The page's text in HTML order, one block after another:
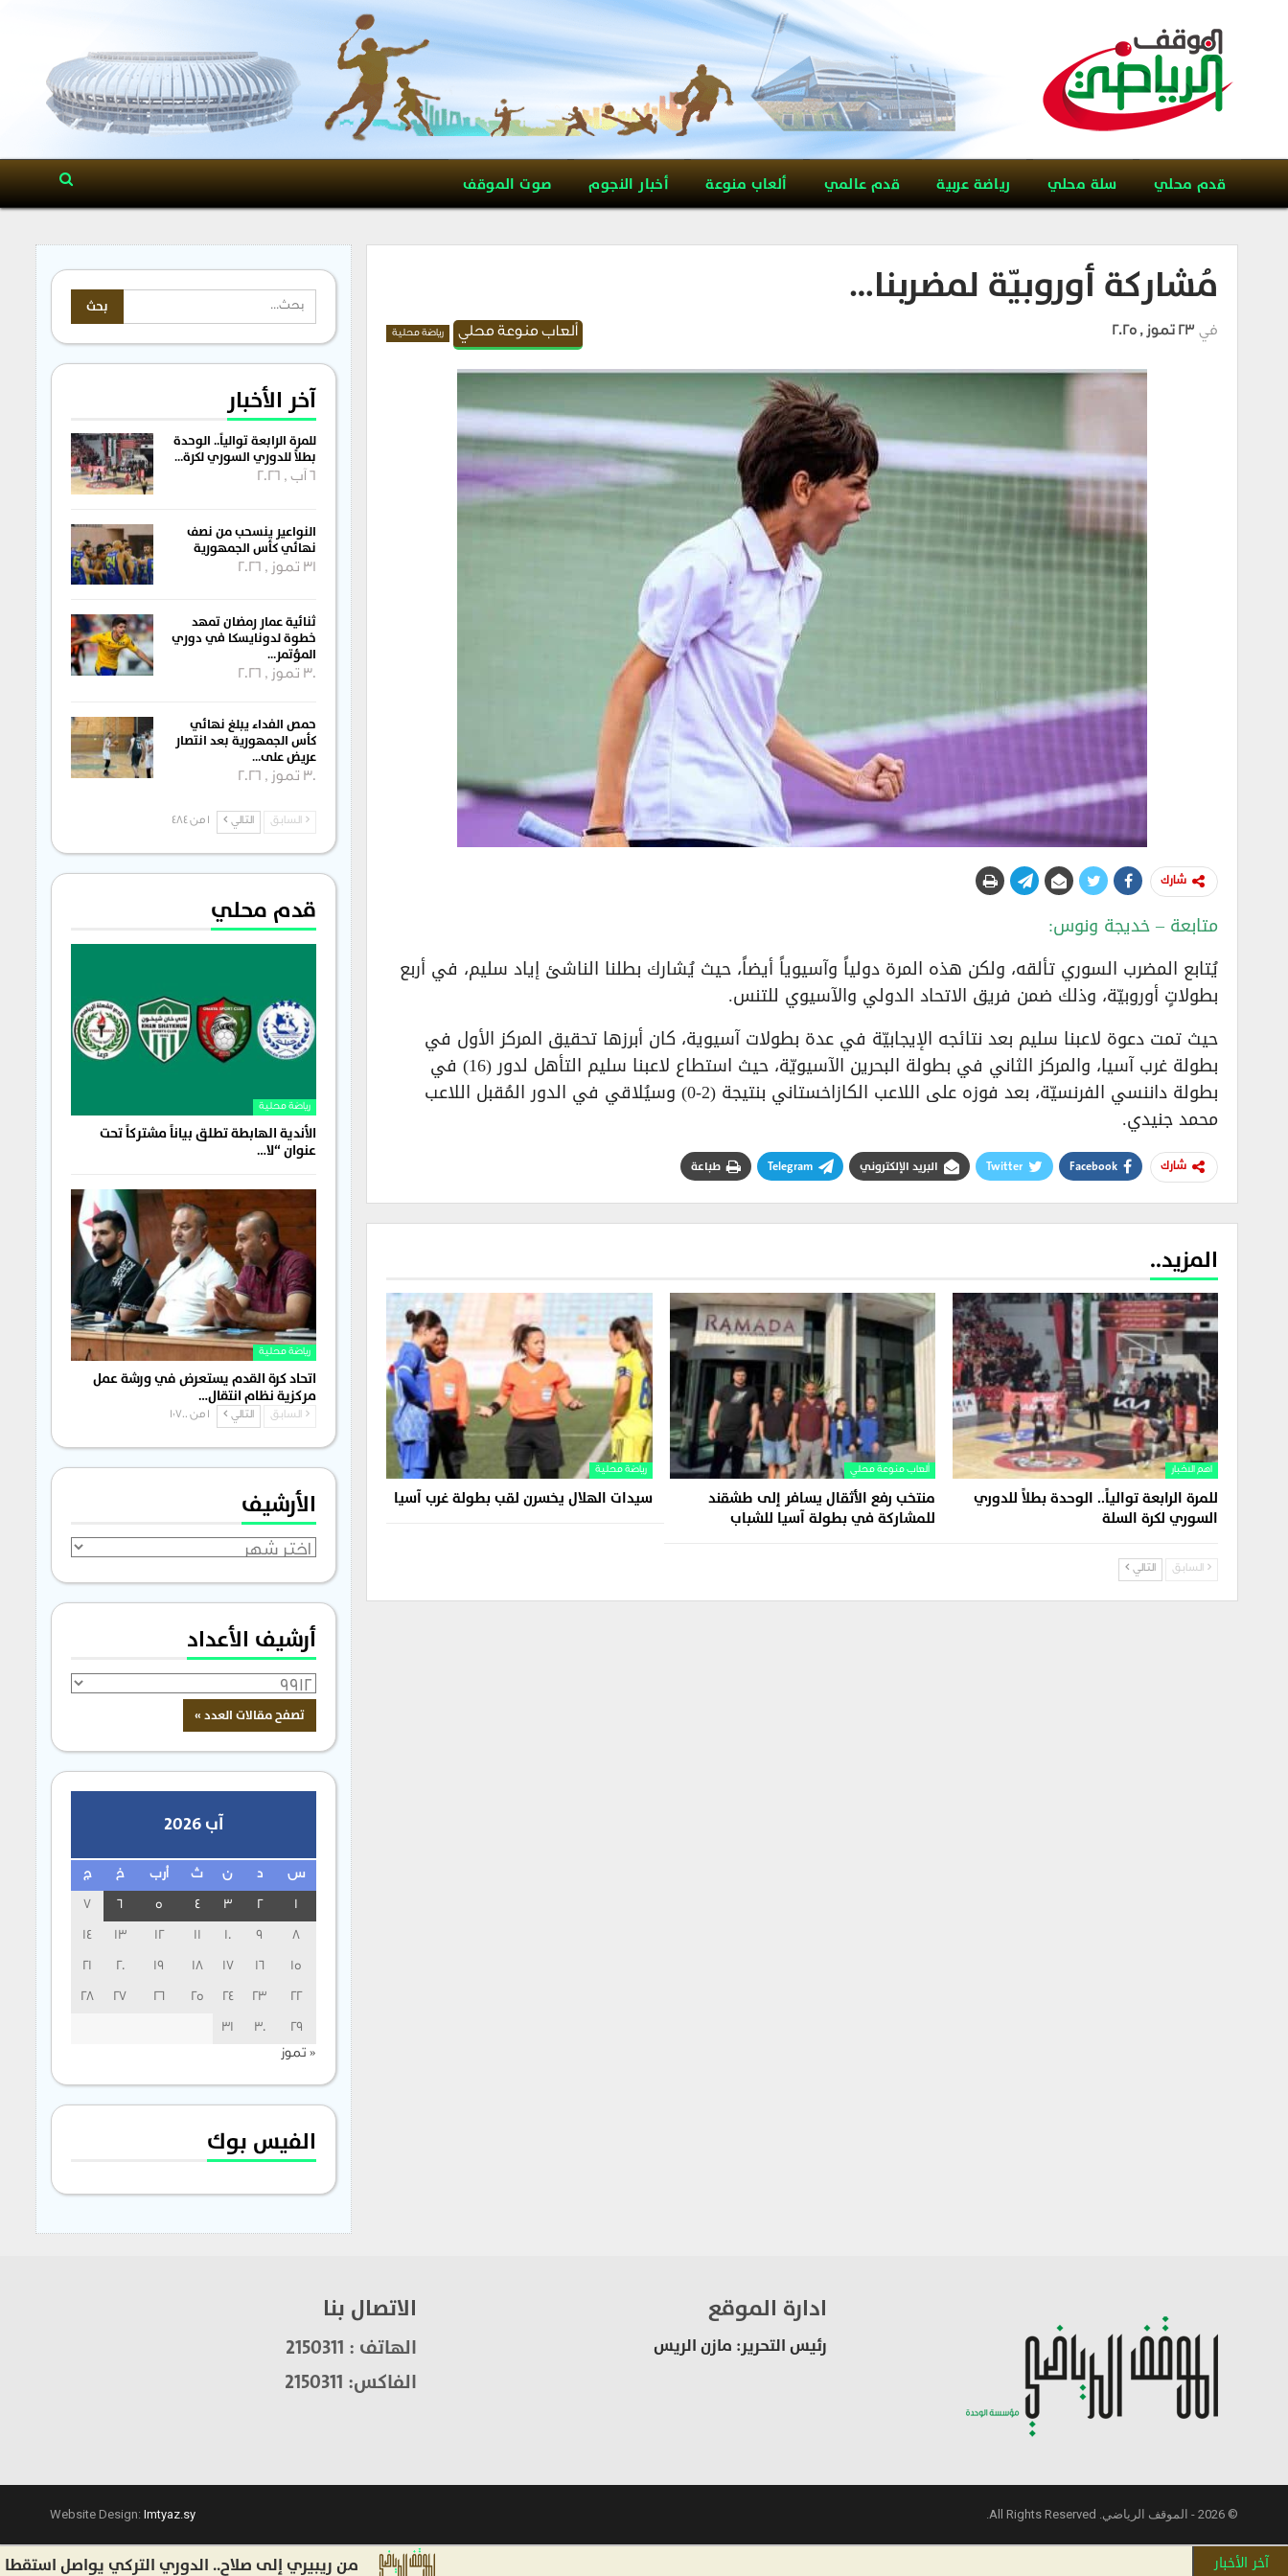
قدم محلي سلة محلي رياضة عربية قدم عالمي ألعاب منوعة أخبار النجوم صوت الموقف
مُشاركة أوروبيّة لمضربنا…
ألعاب منوعة محلي رياضة محلية في 23 تموز , 2025
شارك
متابعة – خديجة ونوس:
يُتابع المضرب السوري تألقه، ولكن هذه المرة دولياً وآسيوياً أيضاً، حيث يُشارك بطلنا الناشئ إياد سليم، في أربع
بطولاتٍ أوروبيّة، وذلك ضمن فريق الاتحاد الدولي والآسيوي للتنس.
حيث تمت دعوة لاعبنا سليم بعد نتائجه الإيجابيّة في عدة بطولات آسيوية، كان أبرزها تحقيق المركز الأول في
بطولة غرب آسيا، والمركز الثاني في بطولة البحرين الآسيويّة، حيث استطاع لاعبنا سليم التأهل لدور (16) في
بطولة داننسي الفرنسيّة، بعد فوزه على اللاعب الكازاخستاني بنتيجة (2-0) وسيُلاقي في الدور المُقبل اللاعب
محمد جنيدي.
شارك Facebook
Twitter البريد الإلكتروني Telegram طباعة
المزيد..
اهم الاخبار
للمرة الرابعة توالياً.. الوحدة بطلاً للدوري
السوري لكرة السلة
ألعاب منوعة محلي
منتخب رفع الأثقال يسافر إلى طشقند
للمشاركة في بطولة آسيا للشباب
رياضة محلية
سيدات الهلال يخسرن لقب بطولة غرب آسيا
السابق التالي
آخر الأخبار
للمرة الرابعة توالياً.. الوحدة
بطلاً للدوري السوري لكرة…
6 آب , 2026
النواعير ينسحب من نصف
نهائي كأس الجمهورية
31 تموز , 2026
ثنائية عمار رمضان تمهد
خطوة لدونايسكا في دوري
المؤتمر…
30 تموز , 2026
حمص الفداء يبلغ نهائي
كأس الجمهورية بعد انتصار
عريض على…
30 تموز , 2026
السابق التالي 1 من 484
قدم محلي
رياضة محلية
الأندية الهابطة تطلق بياناً مشتركاً تحت
عنوان “لا…
رياضة محلية
اتحاد كرة القدم يستعرض في ورشة عمل
مركزية نظام انتقال…
السابق التالي 1 من 1٬700
الأرشيف
الأرشيف
أرشيف الأعداد
آب 2026
س د ن ث أرب خ ج
1
2
3
4
5
6
7
8
9
10
11
12
13
14
15
16
17
18
19
20
21
22
23
24
25
26
27
28
29
30
31
« تموز
الفيس بوك
ادارة الموقع
رئيس التحرير: مازن الريس
الاتصال بنا
الهاتف : 2150311
الفاكس: 2150311
© 2026 - الموقف الرياضي. All Rights Reserved. Website Design: Imtyaz.sy
آخر الأخبار من ريبيري إلى صلاح.. الدوري التركي يواصل استقطاب